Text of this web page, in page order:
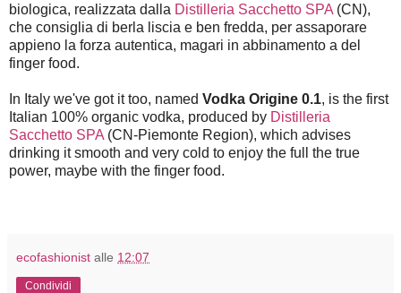
biologica, realizzata dalla Distilleria Sacchetto SPA (CN),
che consiglia di berla liscia e ben fredda, per assaporare
appieno la forza autentica, magari in abbinamento a del
finger food.
In Italy we've got it too, named Vodka Origine 0.1, is the first
Italian 100% organic vodka, produced by Distilleria
Sacchetto SPA (CN-Piemonte Region), which advises
drinking it smooth and very cold to enjoy the full the true
power, maybe with the finger food.
ecofashionist alle 12:07
Condividi